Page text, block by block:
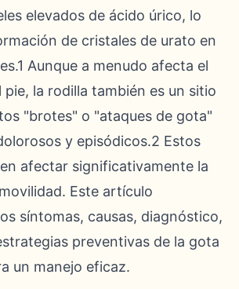
elevados de ácido úrico, lo
de cristales de urato en
Aunque a menudo afecta el
la rodilla también es un sitio
"brotes" o "ataques de gota"
y episódicos.2 Estos
afectar significativamente la
Este artículo
síntomas, causas, diagnóstico,
preventivas de la gota
un manejo eficaz.